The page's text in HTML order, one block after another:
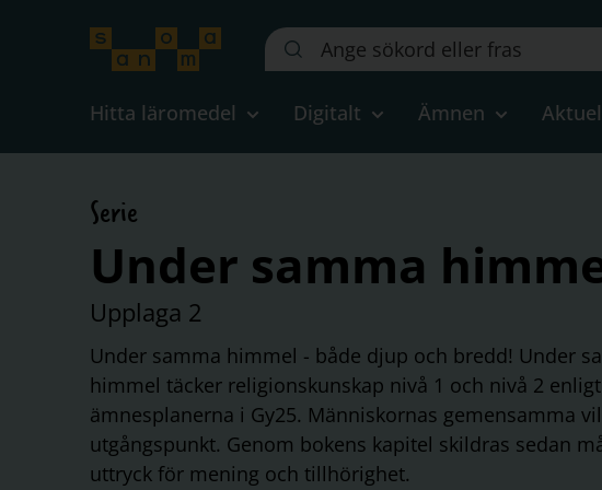
Sök
på
webbplatsen::
Hitta läromedel Digitalt Ämnen
Serie
Under samma
Upplaga 2
Under samma himmel - både djup och bredd! Under
himmel täcker religionskunskap nivå 1 och nivå 2 enligt
ämnesplanerna i Gy25. Människornas gemensamma
utgångspunkt. Genom bokens kapitel skildras sedan
uttryck för mening och tillhörighet.